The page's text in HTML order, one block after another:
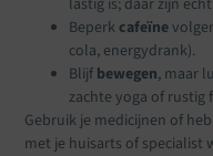
Beperk cafeïne
cola, energydrank).
Blijf bewegen, maar
zachte yoga of rustig
Gebruik je medicijnen of
met je huisarts of specialist